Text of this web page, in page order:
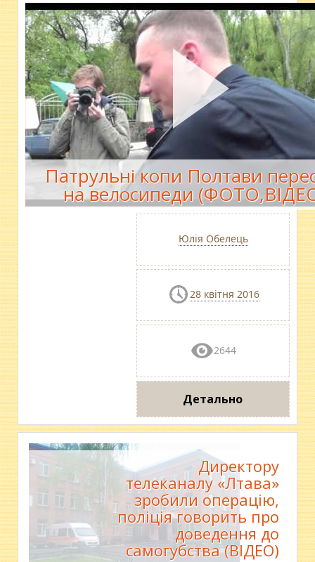
Патрульні копи Полтави
на велосипеди
Юлія Обелець
28 квітня 2016
2644
Детально
Директору
телеканалу «Лтава»
зробили операцію,
поліція говорить про
доведення до
самогубства (ВІДЕО)